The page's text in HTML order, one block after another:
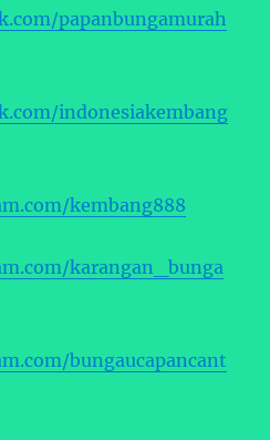
papanbungamurah
indonesiakembang
kembang888
karangan_bunga
bungaucapancant